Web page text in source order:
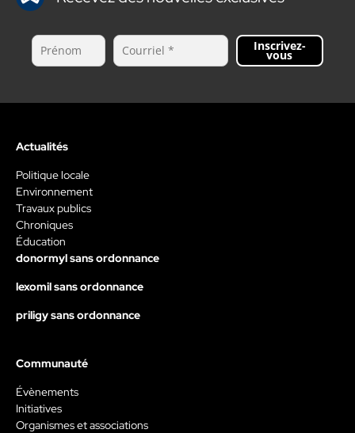
Inscrivez-
vous
Actualités
Politique locale
Environnement
Travaux publics
Chroniques
Éducation
donormyl sans ordonnance
lexomil sans ordonnance
priligy sans ordonnance
Communauté
Évènements
Initiatives
Organismes et associations